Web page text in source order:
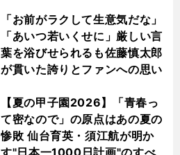
「お前がラクして生意気だな」
「あいつ若いくせに」厳しい言
葉を浴びせられるも佐藤慎太郎
が貫いた誇りとファンへの思い
【夏の甲子園2026】「青春っ
て密なので」の原点はあの夏の
惨敗 仙台育英・須江航が明か